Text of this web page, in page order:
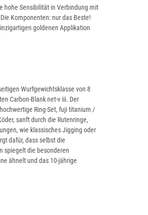
hohe Sensibilität in Verbindung mit
Komponenten: nur das Beste!
goldenen Applikation
Wurfgewichtsklasse von 8
Carbon-Blank net-v iii. Der
Ring-Set, fuji titanium /
sanft durch die Rutenringe,
wie klassisches Jigging oder
dafür, dass selbst die
spiegelt die besonderen
ähnelt und das 10-jährige